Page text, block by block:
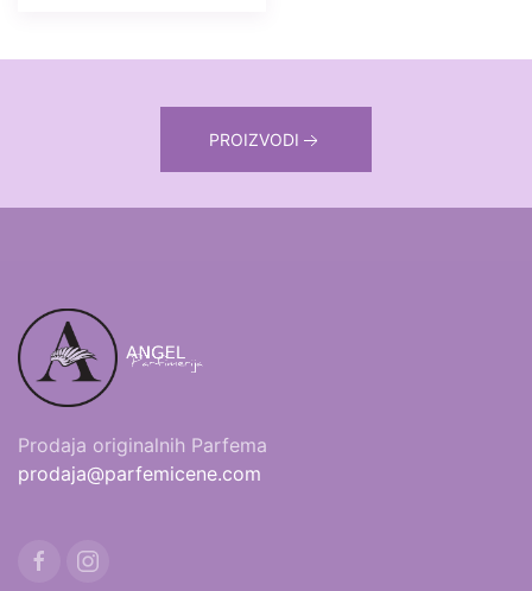
PROIZVODI
Prodaja originalnih Parfema
prodaja@parfemicene.com